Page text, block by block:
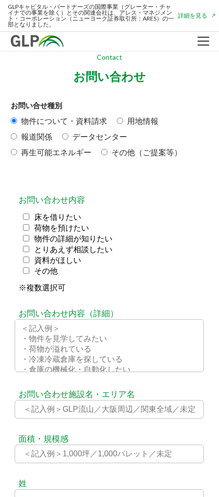
GLPキャピタル・パートナーズの国際事業（グレーター・チャ
イナでの事業を除く）とその関連会社は、アレス・マネジメン
ト・コーポレーション（ニューヨーク証券取引所：ARES）の一
部となりました。
詳細を見る
GLPキャピタル・パートナーズの国際事業（グレーター・チャ
イナでの事業を除く）とその関連会社は、アレス・マネジメン
ト・コーポレーション（ニューヨーク証券取引所：ARES）の一
部となりました。
詳細を見る
HOME
企業情報
ESG
ニュース
Story
採用情報
お問い合わせ
Contact
お問い合わせ
お問い合せ種別
物件について・資料請求
用地情報
報道関係
データセンター
再生可能エネルギー
その他（ご提案等）